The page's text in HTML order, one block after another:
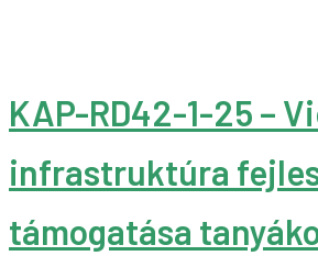
KAP-RD42-1-25 –
infrastruktúra
támogatása